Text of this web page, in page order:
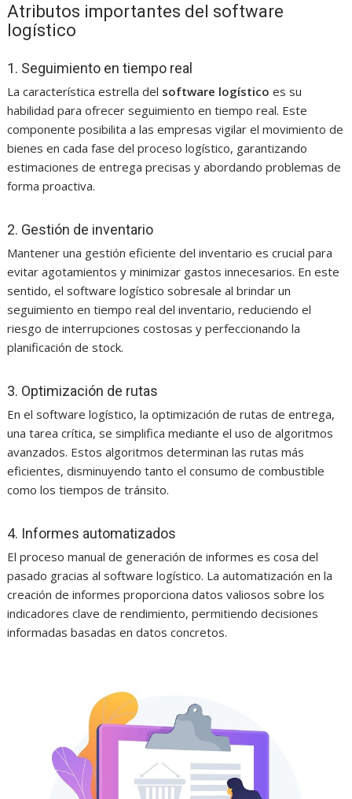
Atributos importantes del software
logístico
1. Seguimiento en tiempo real
La característica estrella del software logístico es su
habilidad para ofrecer seguimiento en tiempo real. Este
componente posibilita a las empresas vigilar el movimiento de
bienes en cada fase del proceso logístico, garantizando
estimaciones de entrega precisas y abordando problemas de
forma proactiva.
2. Gestión de inventario
Mantener una gestión eficiente del inventario es crucial para
evitar agotamientos y minimizar gastos innecesarios. En este
sentido, el software logístico sobresale al brindar un
seguimiento en tiempo real del inventario, reduciendo el
riesgo de interrupciones costosas y perfeccionando la
planificación de stock.
3. Optimización de rutas
En el software logístico, la optimización de rutas de entrega,
una tarea crítica, se simplifica mediante el uso de algoritmos
avanzados. Estos algoritmos determinan las rutas más
eficientes, disminuyendo tanto el consumo de combustible
como los tiempos de tránsito.
4. Informes automatizados
El proceso manual de generación de informes es cosa del
pasado gracias al software logístico. La automatización en la
creación de informes proporciona datos valiosos sobre los
indicadores clave de rendimiento, permitiendo decisiones
informadas basadas en datos concretos.